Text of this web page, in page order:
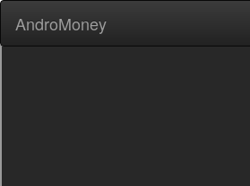
AndroMoney